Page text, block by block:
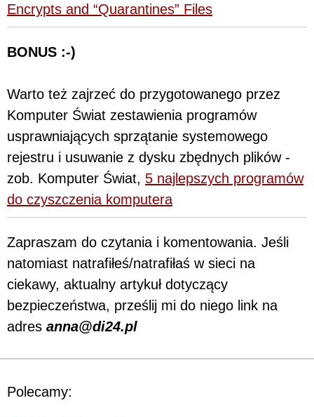
Encrypts and “Quarantines” Files
BONUS :-)
Warto też zajrzeć do przygotowanego przez
Komputer Świat zestawienia programów
usprawniających sprzątanie systemowego
rejestru i usuwanie z dysku zbędnych plików -
zob. Komputer Świat, 5 najlepszych programów
do czyszczenia komputera
Zapraszam do czytania i komentowania. Jeśli
natomiast natrafiłeś/natrafiłaś w sieci na
ciekawy, aktualny artykuł dotyczący
bezpieczeństwa, prześlij mi do niego link na
adres anna@di24.pl
Polecamy: